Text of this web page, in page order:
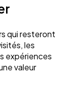
qui resteront
les
expériences
valeur